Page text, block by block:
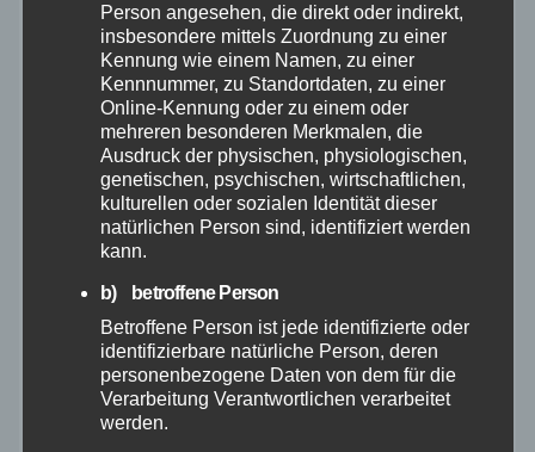
März 2026
Februar 2026
Januar 2026
Dezember 2025
November 2025
Oktober 2025
September 2025
Person angesehen, die direkt oder indirekt,
insbesondere mittels Zuordnung zu einer
Kennung wie einem Namen, zu einer
Kennnummer, zu Standortdaten, zu einer
Online-Kennung oder zu einem oder
mehreren besonderen Merkmalen, die
Ausdruck der physischen, physiologischen,
genetischen, psychischen, wirtschaftlichen,
kulturellen oder sozialen Identität dieser
natürlichen Person sind, identifiziert werden
kann.
b) betroffene Person
Betroffene Person ist jede identifizierte oder
identifizierbare natürliche Person, deren
personenbezogene Daten von dem für die
Verarbeitung Verantwortlichen verarbeitet
werden.